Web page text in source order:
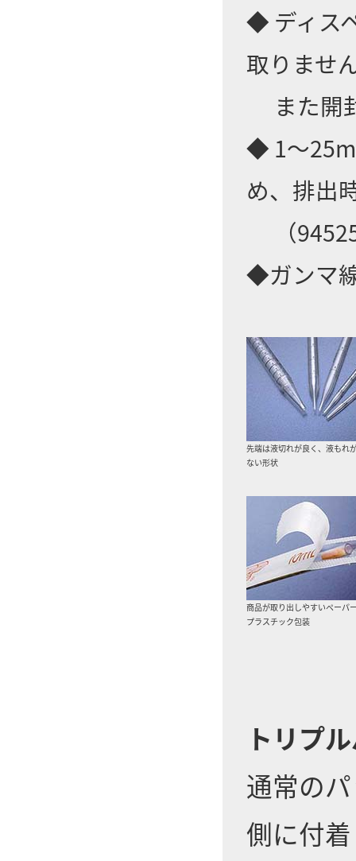
◆ ディス
取りませ
また開
◆ 1～
め、排出
（
◆ガンマ
先端は液切れが良く、液もれ
ない形状
商品が取り出しやすいペーパ
プラスチック包装
トリプ
通常の
側に付